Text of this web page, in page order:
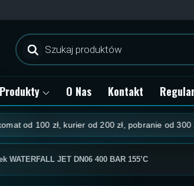
Wyszukiwarka
produktów
Produkty O Nas Kontakt
od 100 zł, kurier od 200 zł, pobranie od 300 zł
WATERFALL JET DN06 400 BAR 155’C